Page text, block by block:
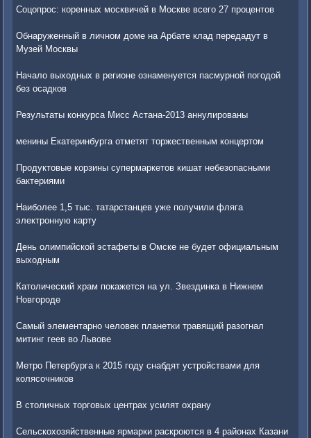
Соцопрос: коренных москвичей в Москве всего 27 процентов
Обнаруженный в личном доме на Арбате клад передадут в
Музей Москвы
Начало выходных в регионе ознаменуется пасмурной погодой
без осадков
Результаты конкурса Мисс Астана-2013 аннулированы
менины Екатеринбурга отметят торжественным концертом
Продуктовые корзины супермаркетов кишат небезопасными
бактериями
Наиболее 1,5 тыс. татарстанцев уже получили фляга
электронную карту
День олимпийской эстафеты в Омске не будет официальным
выходным
Католический храм покажется на ул. Звездинка в Нижнем
Новгороде
Самый элементарно человек планетки травящий разогнал
митинг геев во Львове
Метро Петербурга к 2015 году снабдят устройствами для
колясочников
В столичных торговых центрах усилят охрану
Сельскохозяйственные ярмарки раскроются в 4 районах Казани